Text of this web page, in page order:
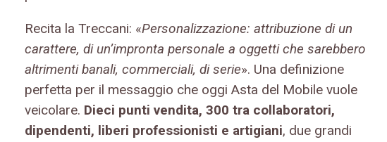
Recita la Treccani: «Personalizzazione: attribuzione di un
carattere, di un’impronta personale a oggetti che sarebbero
altrimenti banali, commerciali, di serie». Una definizione
perfetta per il messaggio che oggi Asta del Mobile vuole
veicolare. Dieci punti vendita, 300 tra collaboratori,
dipendenti, liberi professionisti e artigiani, due grandi